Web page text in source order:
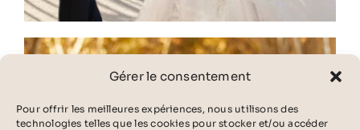
Gérer le consentement
Pour offrir les meilleures expériences, nous utilisons des
technologies telles que les cookies pour stocker et/ou accéder